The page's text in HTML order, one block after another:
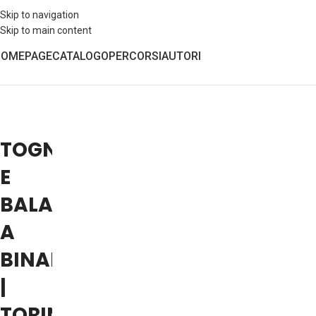
Skip to navigation
Skip to main content
CATALOGOPERCORSIAUTORI
TOGNOLINI
E
BALADAN
A
BINARIA
|